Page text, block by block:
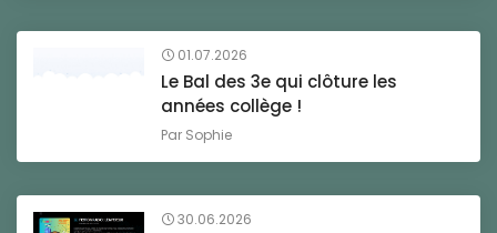
01.07.2026
Le Bal des 3e qui clôture les
années collège !
Par Sophie
30.06.2026